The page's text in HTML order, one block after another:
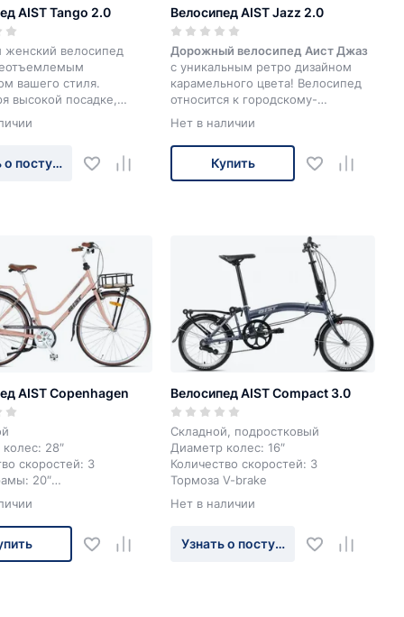
AIST Tango 2.0
велосипед
вашего стиля.
высокой посадке,
седлу кататься на
Более того,
о поступлении
Велосипед AIST Jazz 2.0
Дорожный велосипед Аист Джаз
с уникальным ретро дизайном
карамельного цвета! Велосипед
относится к городскому-
дорожному классу: имеет
удобную заниженную геометрию
рамы, что уменьшает нагрузку с
рук велосипедиста, широко
поставленный руль.
Нет в наличии
Купить
AIST Copenhagen
28″
скоростей: 3
20″
розовый
Велосипед AIST Compact 3.0
Складной, подростковый
Диаметр колес: 16″
Количество скоростей: 3
Тормоза V-brake
Нет в наличии
Узнать о поступлении